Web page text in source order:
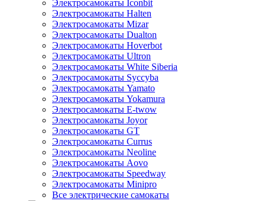
Электросамокаты Iconbit
Электросамокаты Halten
Электросамокаты Mizar
Электросамокаты Dualton
Электросамокаты Hoverbot
Электросамокаты Ultron
Электросамокаты White Siberia
Электросамокаты Syccyba
Электросамокаты Yamato
Электросамокаты Yokamura
Электросамокаты E-twow
Электросамокаты Joyor
Электросамокаты GT
Электросамокаты Currus
Электросамокаты Neoline
Электросамокаты Aovo
Электросамокаты Speedway
Электросамокаты Minipro
Все электрические самокаты